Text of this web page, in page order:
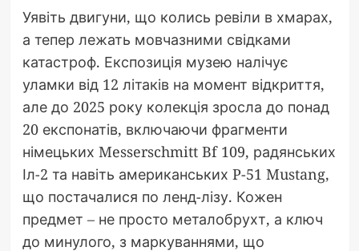
Уявіть двигуни, що колись ревіли в хмарах,
а тепер лежать мовчазними свідками
катастроф. Експозиція музею налічує
уламки від 12 літаків на момент відкриття,
але до 2025 року колекція зросла до понад
20 експонатів, включаючи фрагменти
німецьких Messerschmitt Bf 109, радянських
Іл-2 та навіть американських P-51 Mustang,
що постачалися по ленд-лізу. Кожен
предмет – не просто металобрухт, а ключ
до минулого, з маркуваннями, що